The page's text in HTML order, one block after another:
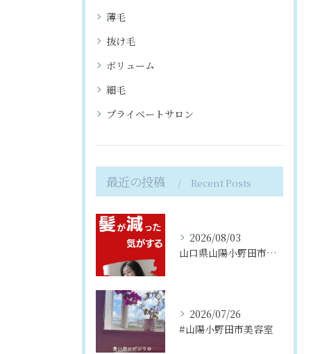
薄毛
抜け毛
ボリューム
細毛
プライベートサロン
最近の投稿 Recent Posts
2026/08/03
山口県山陽小野田市渡場、髪が育つ美容室ボンサンスでは薄髪・細...
2026/07/26
#山陽小野田市美容室